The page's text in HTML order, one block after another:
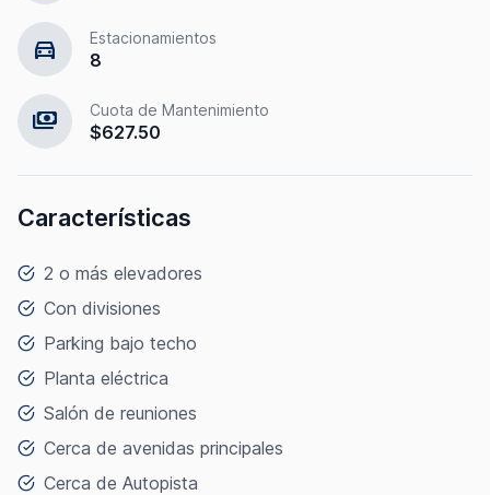
directions_car Estacionamientos
8
payments Cuota de Mantenimiento
$627.50
Características
2 o más elevadores
Con divisiones
Parking bajo techo
Planta eléctrica
Salón de reuniones
Cerca de avenidas principales
Cerca de Autopista